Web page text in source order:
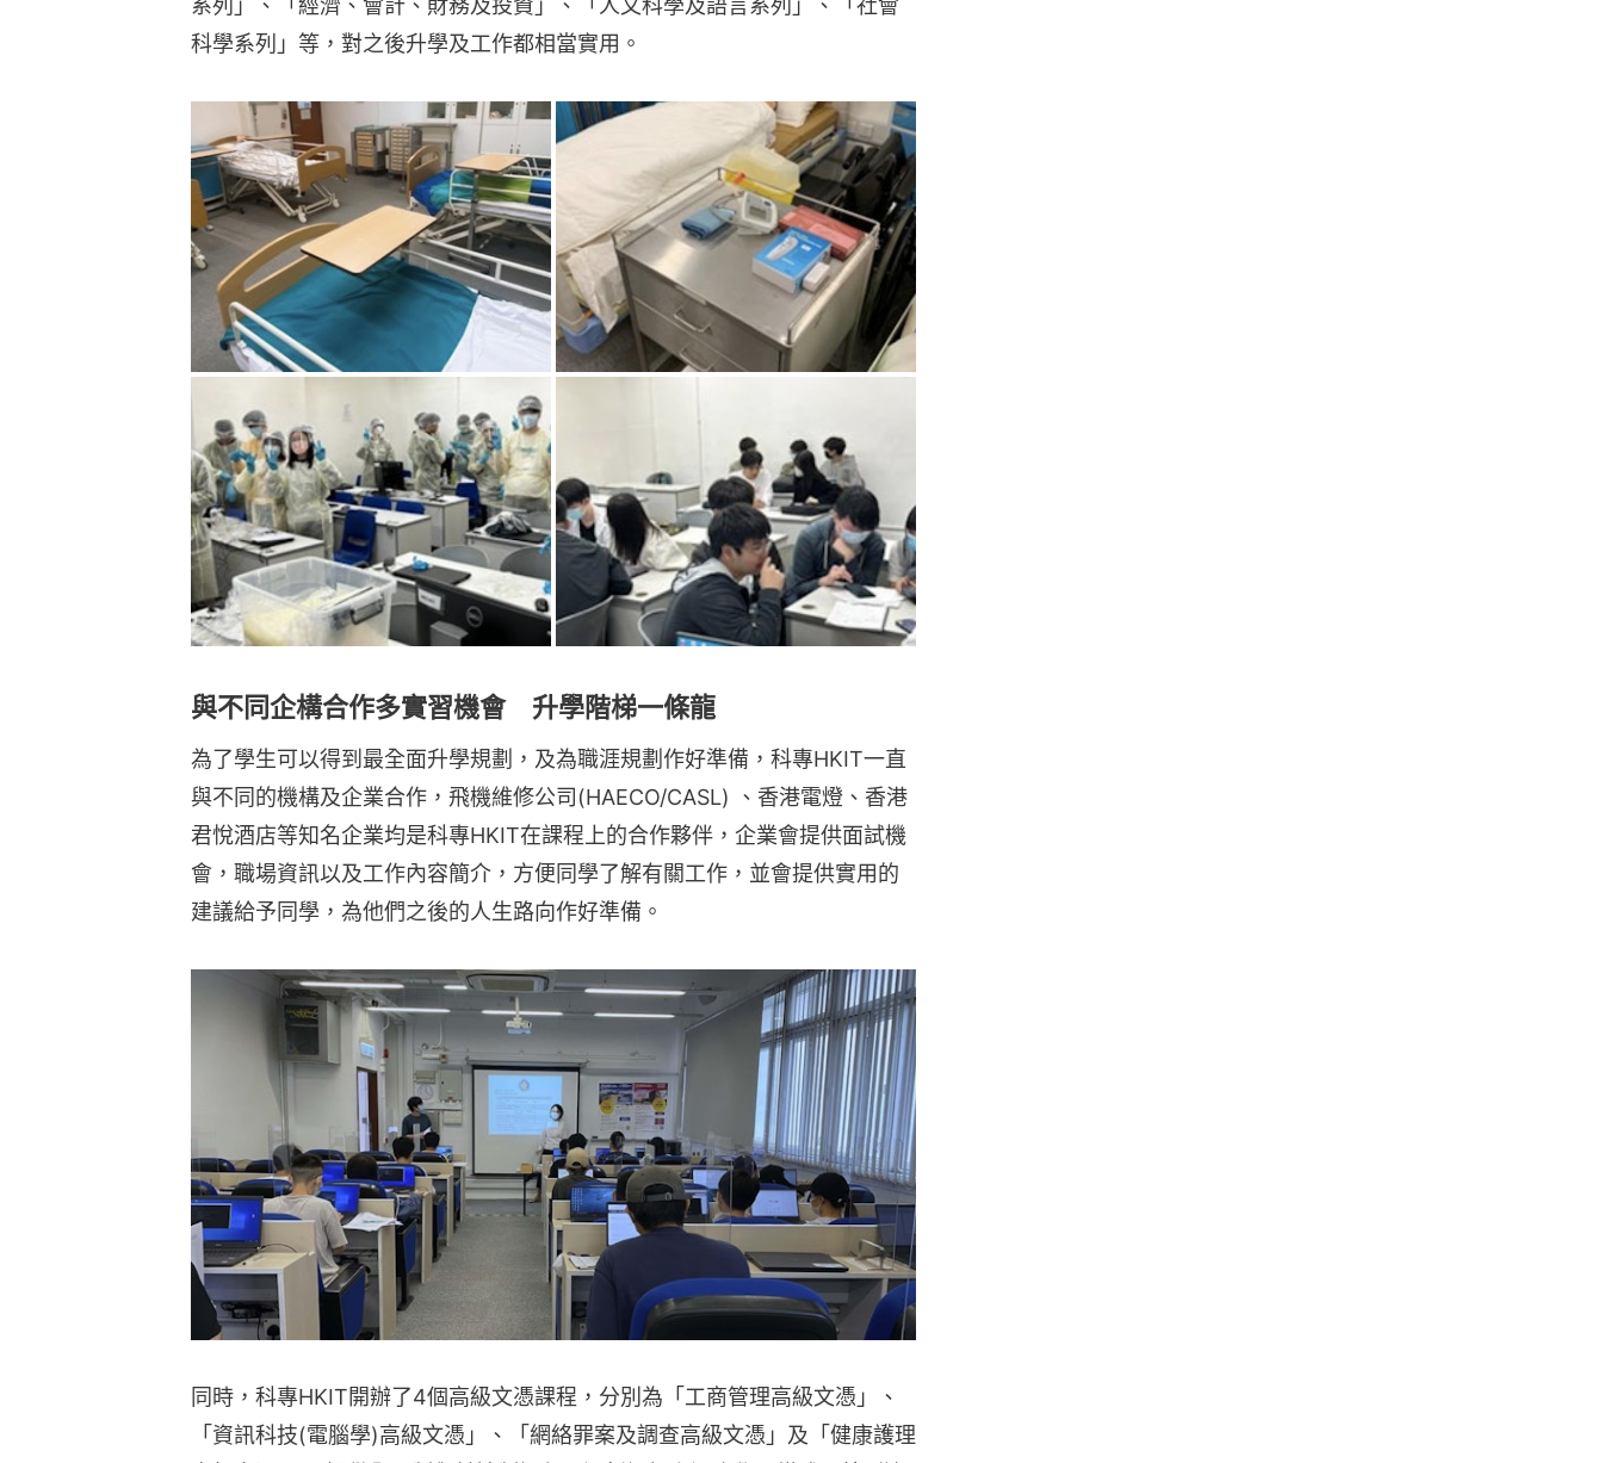
系列」、「經濟、會計、財務及投資」、「人文科學及語言系列」、「社會
科學系列」等，對之後升學及工作都相當實用。
與不同企構合作多實習機會 升學階梯一條龍
為了學生可以得到最全面升學規劃，及為職涯規劃作好準備，科專HKIT一直
與不同的機構及企業合作，飛機維修公司(HAECO/CASL) 、香港電燈、香港
君悅酒店等知名企業均是科專HKIT在課程上的合作夥伴，企業會提供面試機
會，職場資訊以及工作內容簡介，方便同學了解有關工作，並會提供實用的
建議給予同學，為他們之後的人生路向作好準備。
同時，科專HKIT開辦了4個高級文憑課程，分別為「工商管理高級文憑」、
「資訊科技(電腦學)高級文憑」、「網絡罪案及調查高級文憑」及「健康護理